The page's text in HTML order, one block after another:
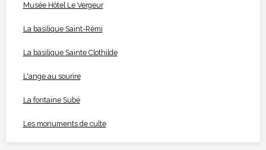
Musée Hôtel Le Vergeur
La basilique Saint-Rémi
La basilique Sainte Clothilde
L'ange au sourire
La fontaine Subé
Les monuments de culte